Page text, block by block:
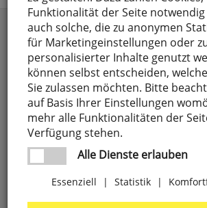
Garagentorantriebe & Zubehör
AP-Schlüsselschalter,für
Funktionalität der Seite
auch solche, die zu anonymen
für Marketingeinstellungen oder
personalisierter Inhalte genutzt
können selbst entscheiden,
Sie zulassen möchten. Bitte
auf Basis Ihrer Einstellungen
mehr alle Funktionalitäten der
Verfügung stehen.
Alle Dienste erlauben
Essenziell | Statistik |